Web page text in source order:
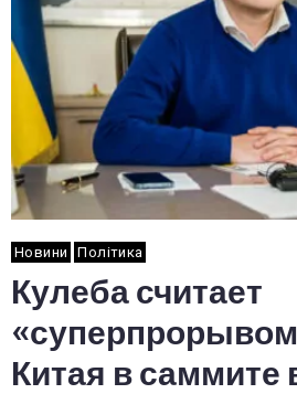
Новини Політика
Кулеба считает
Китая в саммите